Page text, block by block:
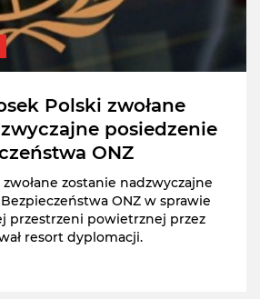
Polski zwołane
posiedzenie
ONZ
zostanie nadzwyczajne
ONZ w sprawie
przestrzeni powietrznej przez
resort dyplomacji.